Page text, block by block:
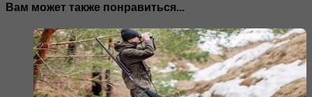
Вам может также понравиться...